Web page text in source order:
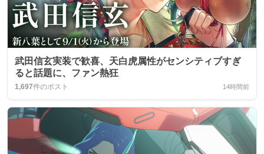
武田信玄実装で歓喜、天白虎属性がセンシティブすぎ
ると話題に、ファン熱狂
1,697件のポスト 14時間前